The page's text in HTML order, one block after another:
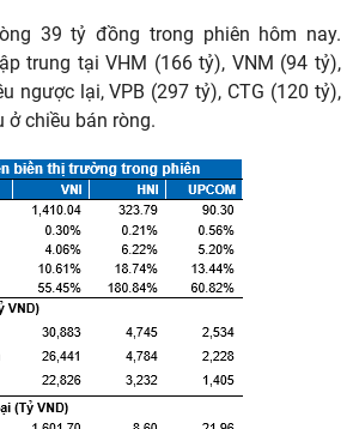
39 tỷ đồng trong phiên hôm nay.
trung tại VHM (166 tỷ), VNM (94 tỷ),
ngược lại, VPB (297 tỷ), CTG (120 tỷ),
ở chiều bán ròng.